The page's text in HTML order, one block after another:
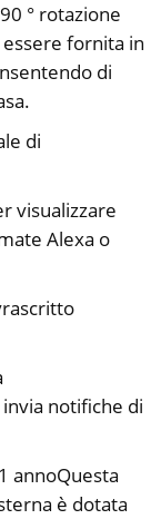
° rotazione
fornita in
di
di
visualizzare
Alexa o
notifiche di
annoQuesta
è dotata